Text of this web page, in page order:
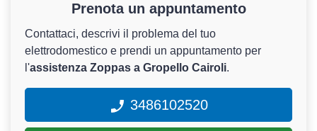
Prenota un appuntamento
Contattaci, descrivi il problema del tuo
elettrodomestico e prendi un appuntamento per
l'assistenza Zoppas a Gropello Cairoli.
3486102520